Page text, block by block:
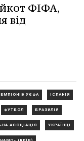
ФІФА,
від
УЄФА ІСПАНІЯ
ФУТБОЛ БРАЗИЛІЯ
АСОЦІАЦІЯ УКРАЇНЦІ
(КИЇВ)